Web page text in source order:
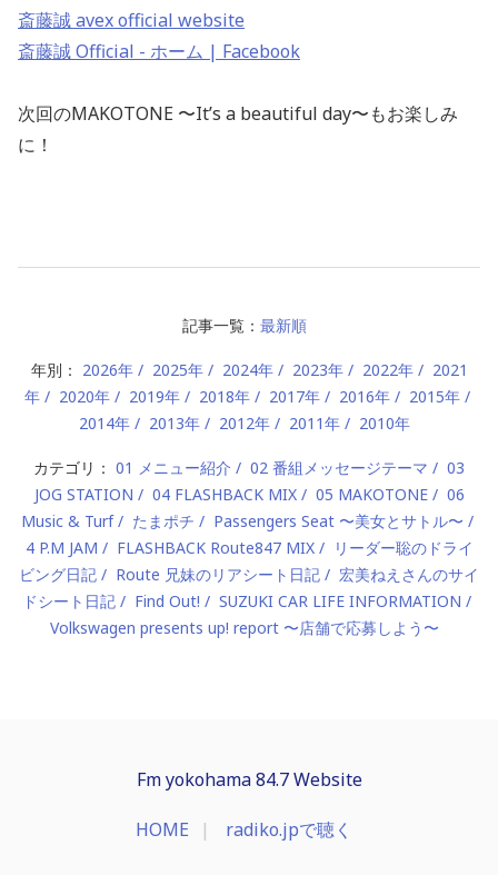
斎藤誠 avex official website
斎藤誠 Official - ホーム | Facebook
次回のMAKOTONE 〜It’s a beautiful day〜もお楽しみ
に！
記事一覧： 最新順
年別： 2026年 2025年 2024年 2023年 2022年
2021
年
2020年 2019年 2018年 2017年 2016年
2015年
2014年
2013年 2012年 2011年 2010年
カテゴリ： 01 メニュー紹介 02 番組メッセージテーマ
03
JOG STATION
04 FLASHBACK MIX 05 MAKOTONE
06
Music & Turf
たまポチ
Passengers Seat 〜美女とサトル〜
4 P.M JAM
FLASHBACK Route847 MIX
リーダー聡のドライ
ビング日記
Route 兄妹のリアシート日記
宏美ねえさんのサイ
ドシート日記
Find Out!
SUZUKI CAR LIFE INFORMATION
Volkswagen presents up! report 〜店舗で応募しよう〜
Fm yokohama 84.7 Website
HOME radiko.jpで聴く